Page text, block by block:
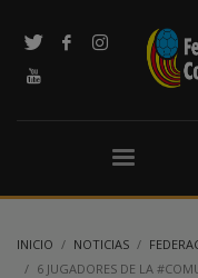
INICIO NOTICIAS
6 JUGADORES DE LA